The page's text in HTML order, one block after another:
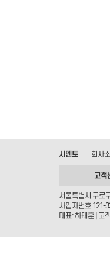
시멘토 회사
고객
서울특별시 구로
사업자번호 121-
대표: 하태훈 | 고